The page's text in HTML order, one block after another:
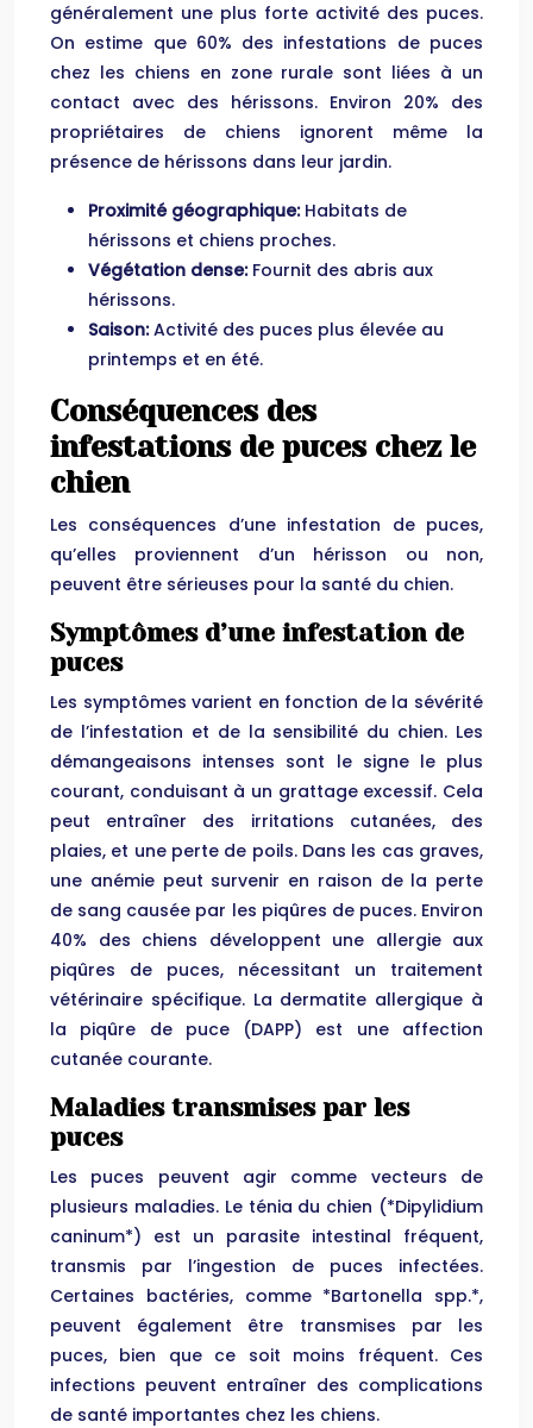
généralement une plus forte activité des puces.
On estime que 60% des infestations de puces
chez les chiens en zone rurale sont liées à un
contact avec des hérissons. Environ 20% des
propriétaires de chiens ignorent même la
présence de hérissons dans leur jardin.
Proximité géographique: Habitats de
hérissons et chiens proches.
Végétation dense: Fournit des abris aux
hérissons.
Saison:Activité des puces plus élevée au
printemps et en été.
Conséquences des
infestations de puces chez le
chien
Les conséquences d’une infestation de puces,
qu’elles proviennent d’un hérisson ou non,
peuvent être sérieuses pour la santé du chien.
Symptômes d’une infestation de
puces
Les symptômes varient en fonction de la sévérité
de l’infestation et de la sensibilité du chien. Les
démangeaisons intenses sont le signe le plus
courant, conduisant à un grattage excessif. Cela
peut entraîner des irritations cutanées, des
plaies, et une perte de poils. Dans les cas graves,
une anémie peut survenir en raison de la perte
de sang causée par les piqûres de puces. Environ
40% des chiens développent une allergie aux
piqûres de puces, nécessitant un traitement
vétérinaire spécifique. La dermatite allergique à
la piqûre de puce (DAPP) est une affection
cutanée courante.
Maladies transmises par les
puces
Les puces peuvent agir comme vecteurs de
plusieurs maladies. Le ténia du chien (*Dipylidium
caninum*) est un parasite intestinal fréquent,
transmis par l’ingestion de puces infectées.
Certaines bactéries, comme *Bartonella spp.*,
peuvent également être transmises par les
puces, bien que ce soit moins fréquent. Ces
infections peuvent entraîner des complications
de santé importantes chez les chiens.